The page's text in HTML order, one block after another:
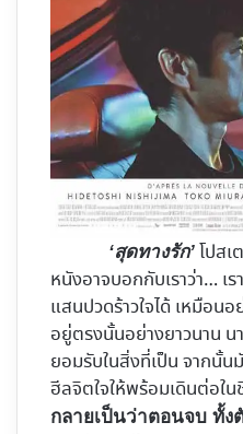
‘สุดทางรัก’ โปสเ
หนังอาจบอกกับเราว่า…
แสนปวดร้าวใจได้ เหมือน
อยู่ตรงนั้นอย่างยาวนาน น
ยอมรับในสิ่งที่เป็น จากนั้น
ฮีลจิตใจให้พร้อมเดินต่อใ
กลายเป็นว่าตอนจบ ทั้